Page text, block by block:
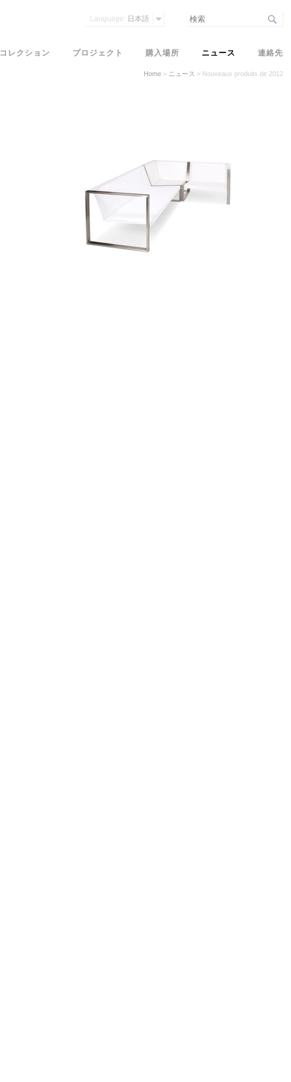
Home> ニュース > Nouveaux produits de 2012
コレクション プロジェクト 購入場所 ニュース 連絡先
Language: 日本語